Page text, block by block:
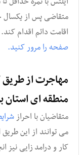
متقاضی پس از یکسال
اقامت دائم اقدام کند.
صفحه را مرور کنید.
مهاجرت از طریق
منطقه ای استان
متقاضیان با احراز
می توانند از این
کار و درامد زایی نیز